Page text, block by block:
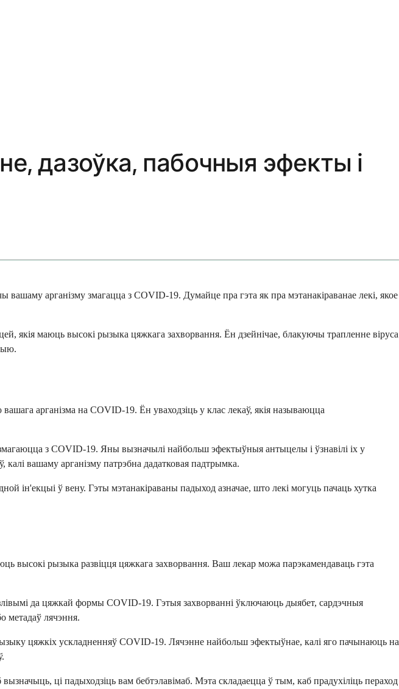
дазоўка, пабочныя эфекты і
арганізму змагацца з COVID-19. Думайце пра гэта як пра мэтанакіраванае лекі, якое
якія маюць высокі рызыка цяжкага захворвання. Ён дзейнічае, блакуючы трапленне віруса
арганізма на COVID-19. Ён уваходзіць у клас лекаў, якія называюцца
з COVID-19. Яны вызначылі найбольш эфектыўныя антыцелы і ўзнавілі іх у
вашаму арганізму патрэбна дадатковая падтрымка.
ін'екцыі ў вену. Гэты мэтанакіраваны падыход азначае, што лекі могуць пачаць хутка
высокі рызыка развіцця цяжкага захворвання. Ваш лекар можа парэкамендаваць гэта
да цяжкай формы COVID-19. Гэтыя захворванні ўключаюць дыябет, сардэчныя
метадаў лячэння.
цяжкіх ускладненняў COVID-19. Лячэнне найбольш эфектыўнае, калі яго пачынаюць на
ці падыходзіць вам бебтэлавімаб. Мэта складаецца ў тым, каб прадухіліць пераход